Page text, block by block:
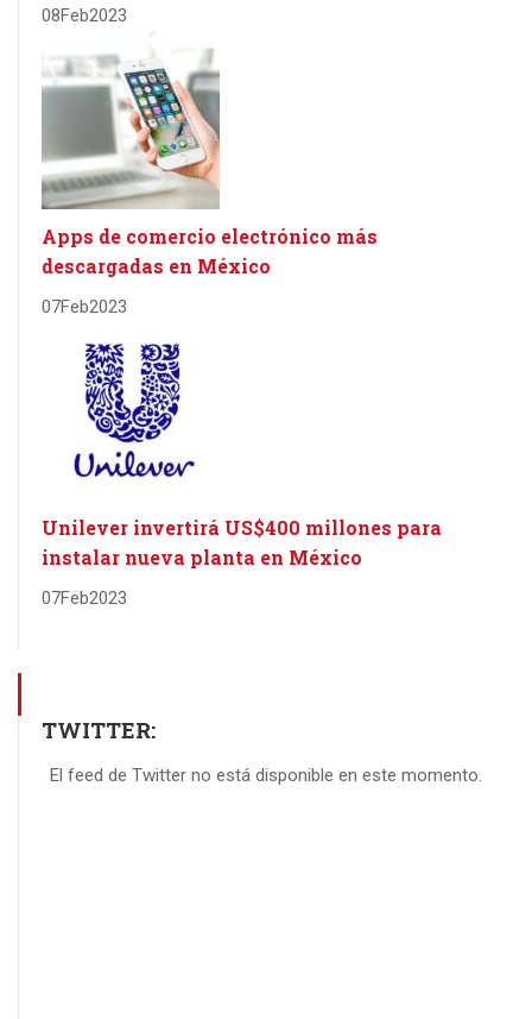
08Feb2023
Apps de comercio electrónico más
descargadas en México
07Feb2023
Unilever invertirá US$400 millones para
instalar nueva planta en México
07Feb2023
TWITTER:
El feed de Twitter no está disponible en este momento.